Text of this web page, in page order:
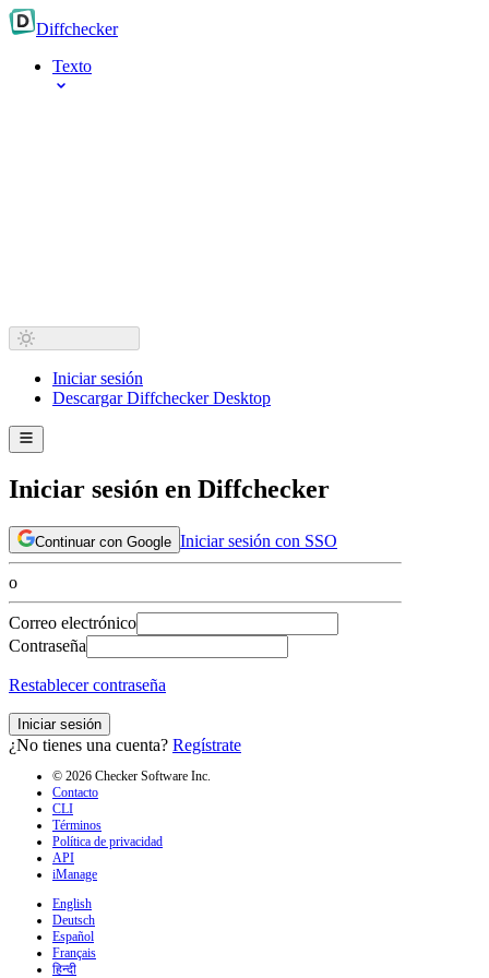
Diffchecker
Texto
Iniciar sesión
Descargar Diffchecker Desktop
Iniciar sesión en Diffchecker
Continuar con Google Iniciar sesión con SSO
o
Correo electrónico
Contraseña
Restablecer contraseña
Iniciar sesión
¿No tienes una cuenta? Regístrate
© 2026 Checker Software Inc.
Contacto
CLI
Términos
Política de privacidad
API
iManage
English
Deutsch
Español
Français
हिन्दी